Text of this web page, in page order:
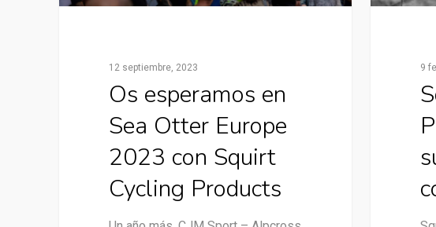
12 septiembre, 2023
Os esperamos en
Sea Otter Europe
2023 con Squirt
Cycling Products
9